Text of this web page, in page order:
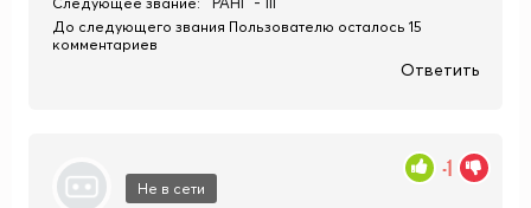
До следующего звания Пользователю осталось 15
комментариев
Ответить
Не в сети
-1